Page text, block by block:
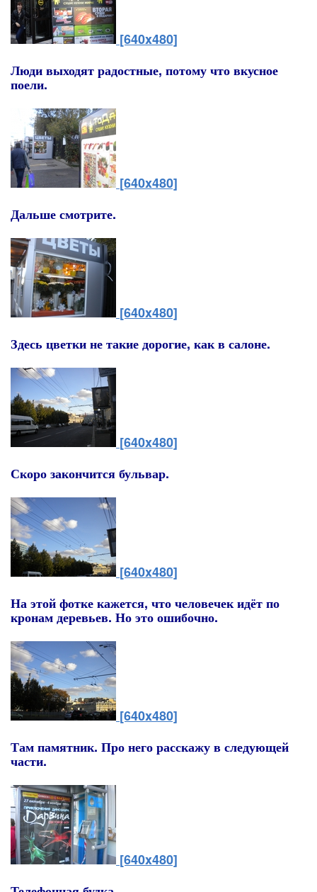
[640x480]
Люди выходят радостные, потому что вкусное
поели.
[640x480]
Дальше смотрите.
[640x480]
Здесь цветки не такие дорогие, как в салоне.
[640x480]
Скоро закончится бульвар.
[640x480]
На этой фотке кажется, что человечек идёт по
кронам деревьев. Но это ошибочно.
[640x480]
Там памятник. Про него расскажу в следующей
части.
[640x480]